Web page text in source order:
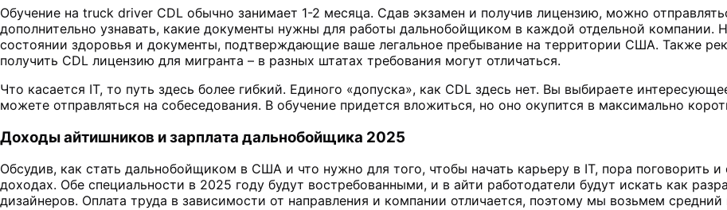
Обучение на truck driver CDL обычно занимает 1-2 месяца. Сдав экзамен и получив лицензию, можно
дополнительно узнавать, какие документы нужны для работы дальнобойщиком в каждой отдельной
состоянии здоровья и документы, подтверждающие ваше легальное пребывание на территории США. Также
получить CDL лицензию для мигранта – в разных штатах требования могут отличаться.
Что касается IT, то путь здесь более гибкий. Единого «допуска», как CDL здесь нет. Вы выбираете
можете отправляться на собеседования. В обучение придется вложиться, но оно окупится в максимально
Доходы айтишников и зарплата дальнобойщика 2025
Обсудив, как стать дальнобойщиком в США и что нужно для того, чтобы начать карьеру в IT, пора поговорить
доходах. Обе специальности в 2025 году будут востребованными, и в айти работодатели будут искать как
дизайнеров. Оплата труда в зависимости от направления и компании отличается, поэтому мы возьмем средний